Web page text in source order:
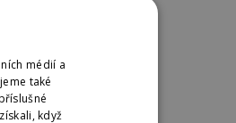
médií a
také
když